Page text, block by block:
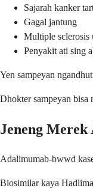
Sajarah kanker
Gagal jantung
Multiple sclerosis
Penyakit ati sing
Yen sampeyan
Dhokter sampeyan bisa
Jeneng
Adalimumab-bwwd
Biosimilar kaya